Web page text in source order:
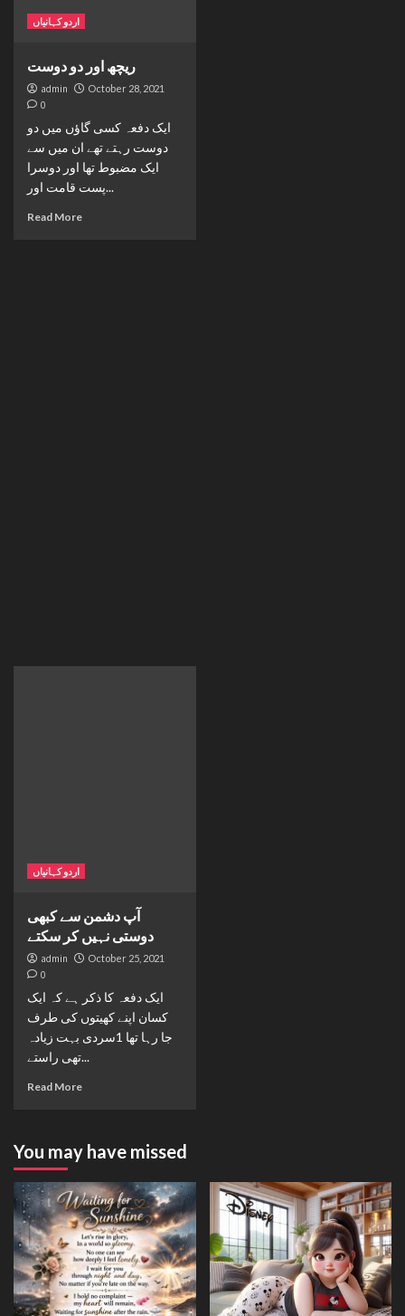
اردو کہانیاں
ریچھ اور دو دوست
admin October 28, 2021
0
ایک دفعہ کسی گاؤں میں دو
دوست رہتے تھے ان میں سے
ایک مضبوط تھا اور دوسرا
پست قامت اور...
Read More
اردو کہانیاں
آپ دشمن سے کبھی
دوستی نہیں کر سکتے
admin October 25, 2021
0
ایک دفعہ کا ذکر ہے کہ ایک
کسان اپنے کھیتوں کی طرف
جا رہا تھا 1سردی بہت زیادہ
تھی راستے...
Read More
You may have missed